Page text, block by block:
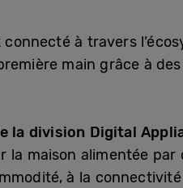
à travers
main grâce à
division Digital
maison alimentée par
à la